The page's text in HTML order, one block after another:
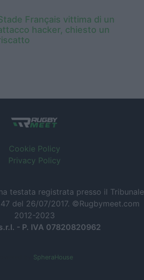
Français vittima di un
hacker, chiesto un
Cookie Policy
Privacy Policy
testata registrata presso il Tribunale
del 26/07/2017. ©Rugbymeet.com
2012-2023
- P. IVA 07820820962
SpheraHouse